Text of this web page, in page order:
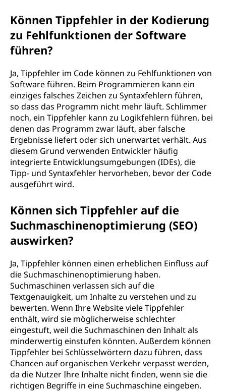
Können Tippfehler in der Kodierung
zu Fehlfunktionen der Software
führen?
Ja, Tippfehler im Code können zu Fehlfunktionen von
Software führen. Beim Programmieren kann ein
einziges falsches Zeichen zu Syntaxfehlern führen,
so dass das Programm nicht mehr läuft. Schlimmer
noch, ein Tippfehler kann zu Logikfehlern führen, bei
denen das Programm zwar läuft, aber falsche
Ergebnisse liefert oder sich unerwartet verhält. Aus
diesem Grund verwenden Entwickler häufig
integrierte Entwicklungsumgebungen (IDEs), die
Tipp- und Syntaxfehler hervorheben, bevor der Code
ausgeführt wird.
Können sich Tippfehler auf die
Suchmaschinenoptimierung (SEO)
auswirken?
Ja, Tippfehler können einen erheblichen Einfluss auf
die Suchmaschinenoptimierung haben.
Suchmaschinen verlassen sich auf die
Textgenauigkeit, um Inhalte zu verstehen und zu
bewerten. Wenn Ihre Website viele Tippfehler
enthält, wird sie möglicherweise schlechter
eingestuft, weil die Suchmaschinen den Inhalt als
minderwertig einstufen könnten. Außerdem können
Tippfehler bei Schlüsselwörtern dazu führen, dass
Chancen auf organischen Verkehr verpasst werden,
da die Nutzer Ihre Inhalte nicht finden, wenn sie die
richtigen Begriffe in eine Suchmaschine eingeben.